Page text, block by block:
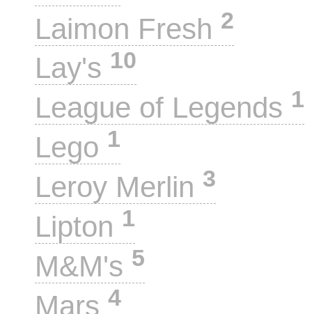
Laimon Fresh 2
Lay's 10
League of Legends 1
Lego 1
Leroy Merlin 3
Lipton 1
M&M's 5
Mars 4